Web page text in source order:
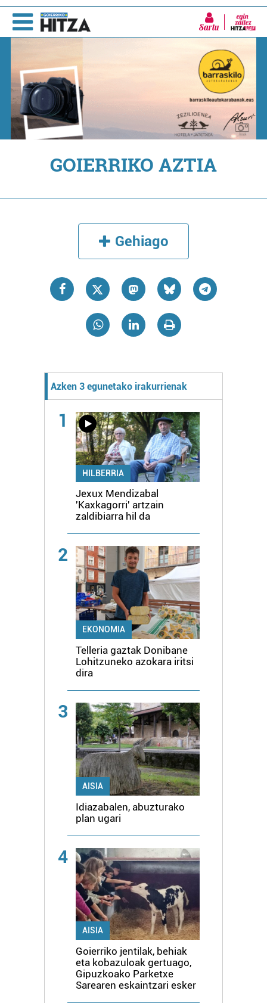
Sartu
GOIERRIKO AZTIA
Gehiago
Azken 3 egunetako irakurrienak
1
HILBERRIA
Jexux Mendizabal
'Kaxkagorri' artzain
zaldibiarra hil da
2
EKONOMIA
Telleria gaztak Donibane
Lohitzuneko azokara iritsi
dira
3
AISIA
Idiazabalen, abuzturako
plan ugari
4
AISIA
Goierriko jentilak, behiak
eta kobazuloak gertuago,
Gipuzkoako Parketxe
Sarearen eskaintzari esker